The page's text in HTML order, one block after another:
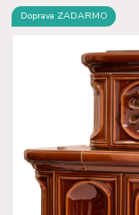
Doprava ZADARMO